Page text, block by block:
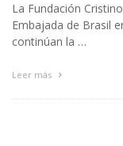
La Fundación
Embajada de Brasil
continúan la …
Leer más